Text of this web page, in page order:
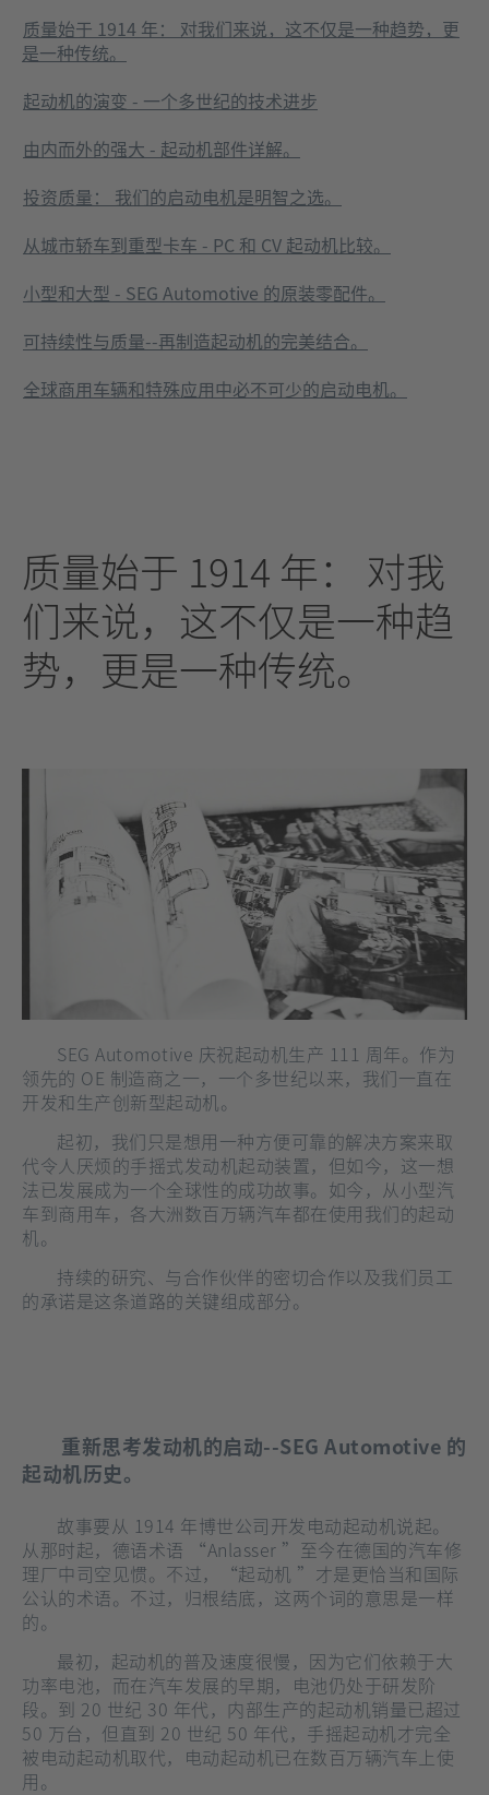
质量始于 1914 年： 对我们来说，这不仅是一种趋势，更
是一种传统。
起动机的演变 - 一个多世纪的技术进步
由内而外的强大 - 起动机部件详解。
投资质量： 我们的启动电机是明智之选。
从城市轿车到重型卡车 - PC 和 CV 起动机比较。
小型和大型 - SEG Automotive 的原装零配件。
可持续性与质量--再制造起动机的完美结合。
全球商用车辆和特殊应用中必不可少的启动电机。
质量始于 1914 年： 对我
们来说，这不仅是一种趋
势，更是一种传统。
SEG Automotive 庆祝起动机生产 111 周年。作为
领先的 OE 制造商之一，一个多世纪以来，我们一直在
开发和生产创新型起动机。
起初，我们只是想用一种方便可靠的解决方案来取
代令人厌烦的手摇式发动机起动装置，但如今，这一想
法已发展成为一个全球性的成功故事。如今，从小型汽
车到商用车，各大洲数百万辆汽车都在使用我们的起动
机。
持续的研究、与合作伙伴的密切合作以及我们员工
的承诺是这条道路的关键组成部分。
重新思考发动机的启动--SEG Automotive 的
起动机历史。
故事要从 1914 年博世公司开发电动起动机说起。
从那时起，德语术语 “Anlasser ”至今在德国的汽车修
理厂中司空见惯。不过，“起动机 ”才是更恰当和国际
公认的术语。不过，归根结底，这两个词的意思是一样
的。
最初，起动机的普及速度很慢，因为它们依赖于大
功率电池，而在汽车发展的早期，电池仍处于研发阶
段。到 20 世纪 30 年代，内部生产的起动机销量已超过
50 万台，但直到 20 世纪 50 年代，手摇起动机才完全
被电动起动机取代，电动起动机已在数百万辆汽车上使
用。